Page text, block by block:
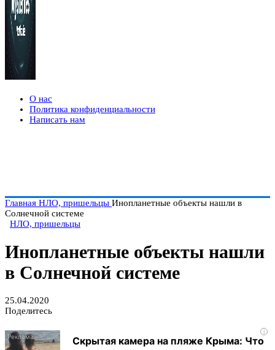
О нас
Политика конфиденциальности
Написать нам
Главная НЛО, пришельцы Инопланетные объекты нашли в
Солнечной системе
НЛО, пришельцы
Инопланетные объекты нашли
в Солнечной системе
25.04.2020
Поделитесь
i
Скрытая камера на пляже Крыма: Что